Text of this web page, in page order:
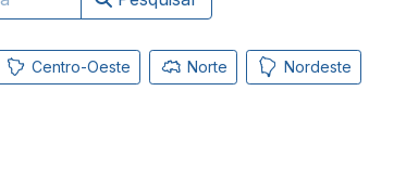
Centro-Oeste Norte Nordeste